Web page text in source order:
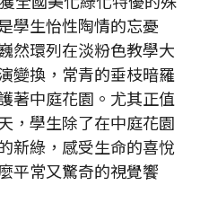
學生怡性陶情的忘憂
然環列在淡粉色教學大
變換，常青的垂枝暗羅
著中庭花園。尤其正值
，學生除了在中庭花園
新綠，感受生命的喜悅
平常又驚奇的視覺饗